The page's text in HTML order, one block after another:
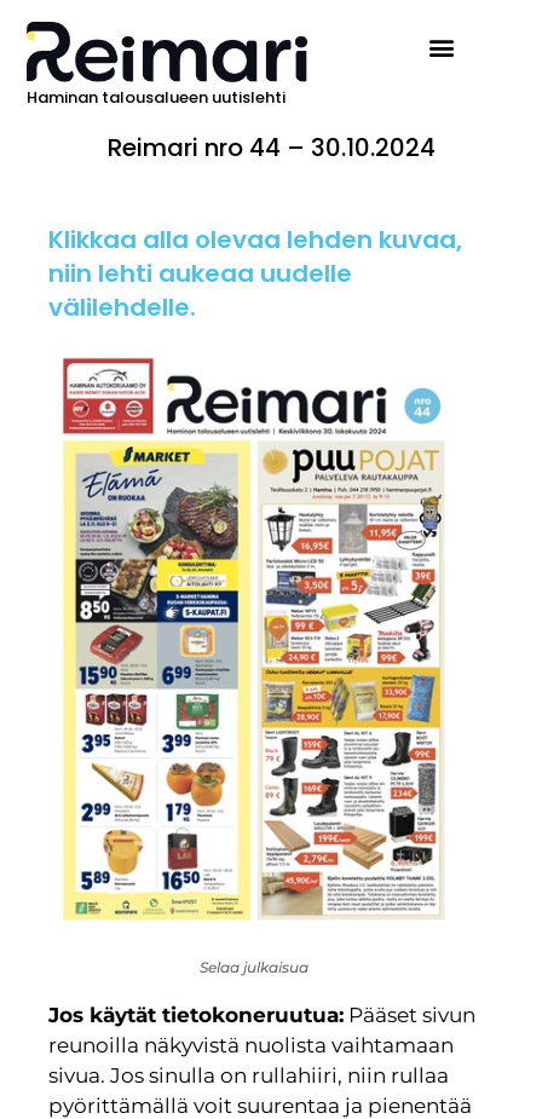
Haminan talousalueen uutislehti
Reimari nro 44 – 30.10.2024
Klikkaa alla olevaa lehden kuvaa,
niin lehti aukeaa uudelle
välilehdelle.
Selaa julkaisua
Jos käytät tietokoneruutua: Pääset sivun
reunoilla näkyvistä nuolista vaihtamaan
sivua. Jos sinulla on rullahiiri, niin rullaa
pyörittämällä voit suurentaa ja pienentää